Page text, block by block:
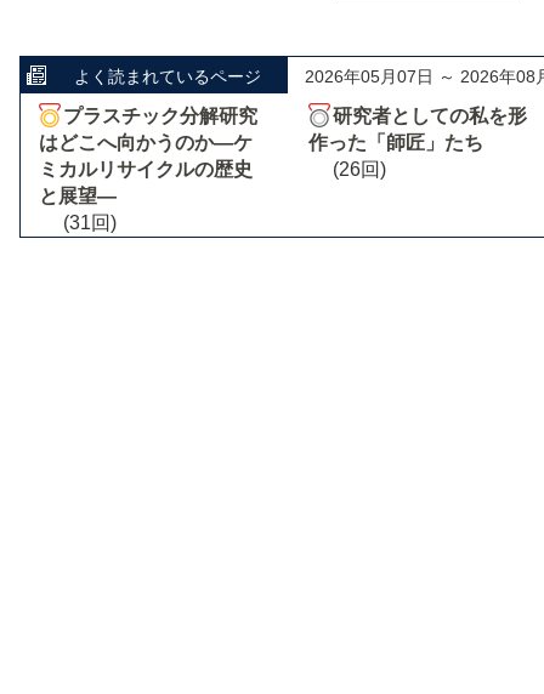
よく読まれているページ 2026年05月07日 ～ 2026年08
プラスチック分解研究
はどこへ向かうのか―ケ
ミカルリサイクルの歴史
と展望―
(31回)
研究者としての私を形
作った「師匠」たち
(26回)